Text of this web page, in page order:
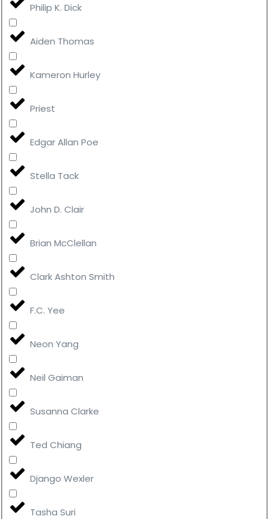
Philip K. Dick
Aiden Thomas
Kameron Hurley
Priest
Edgar Allan Poe
Stella Tack
John D. Clair
Brian McClellan
Clark Ashton Smith
F.C. Yee
Neon Yang
Neil Gaiman
Susanna Clarke
Ted Chiang
Django Wexler
Tasha Suri